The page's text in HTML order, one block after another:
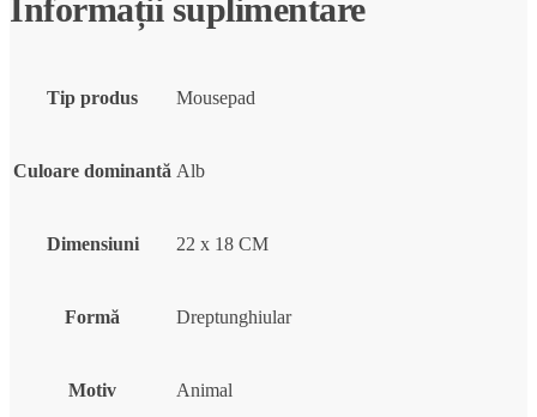
Informații suplimentare
Tip produs Mousepad
Culoare dominantă Alb
Dimensiuni 22 x 18 CM
Formă Dreptunghiular
Motiv Animal